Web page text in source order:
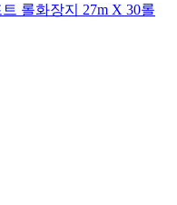
롤화장지 27m X 30롤